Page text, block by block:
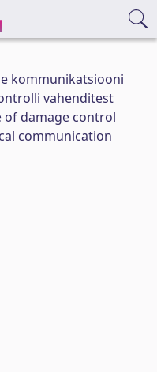
kommunikatsiooni
vahenditest
of damage control
communication